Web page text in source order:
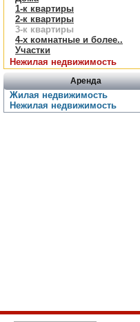
1-к квартиры
2-к квартиры
3-к квартиры
4-х комнатные и более..
Участки
Нежилая недвижимость
Аренда
Жилая недвижимость
Нежилая недвижимость